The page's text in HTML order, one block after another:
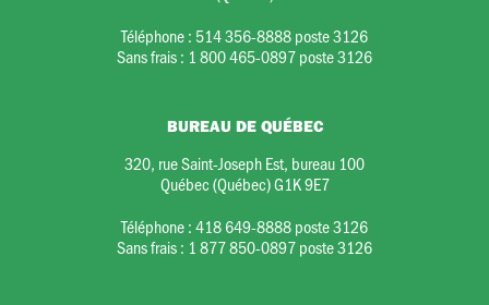
Téléphone : 514 356-8888 poste 3126
Sans frais : 1 800 465-0897 poste 3126
BUREAU DE QUÉBEC
320, rue Saint-Joseph Est, bureau 100
Québec (Québec) G1K 9E7
Téléphone :418 649-8888 poste 3126
Sans frais : 1 877 850-0897 poste 3126